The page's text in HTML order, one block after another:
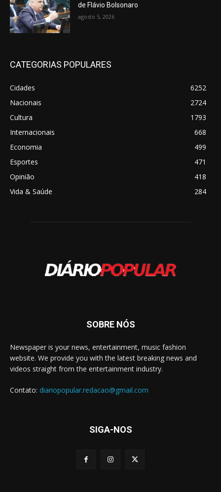
de Flávio Bolsonaro
agosto 5, 2026
CATEGORIAS POPULARES
Cidades
6252
Nacionais
2724
Cultura
1793
Internacionais
668
Economia
499
Esportes
471
Opinião
418
Vida & Saúde
284
SOBRE NÓS
Newspaper is your news, entertainment, music fashion
website. We provide you with the latest breaking news and
videos straight from the entertainment industry.
Contato: diariopopular.redacao@gmail.com
SIGA-NOS